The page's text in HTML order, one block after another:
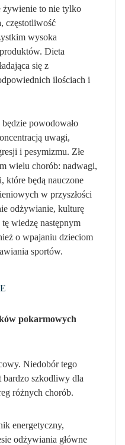
żywienie to nie tylko
częstotliwość
wysoka
Dieta
się z
ilościach i
powodowało
uwagi,
i pesymizmu. Złe
wielu chorób: nadwagi,
które będą nauczone
w przyszłości
odżywianie, kulturę
wiedzę następnym
o wpajaniu dzieciom
sportów.
pokarmowych
Niedobór tego
bardzo szkodliwy dla
różnych chorób.
energetyczny,
odżywiania główne